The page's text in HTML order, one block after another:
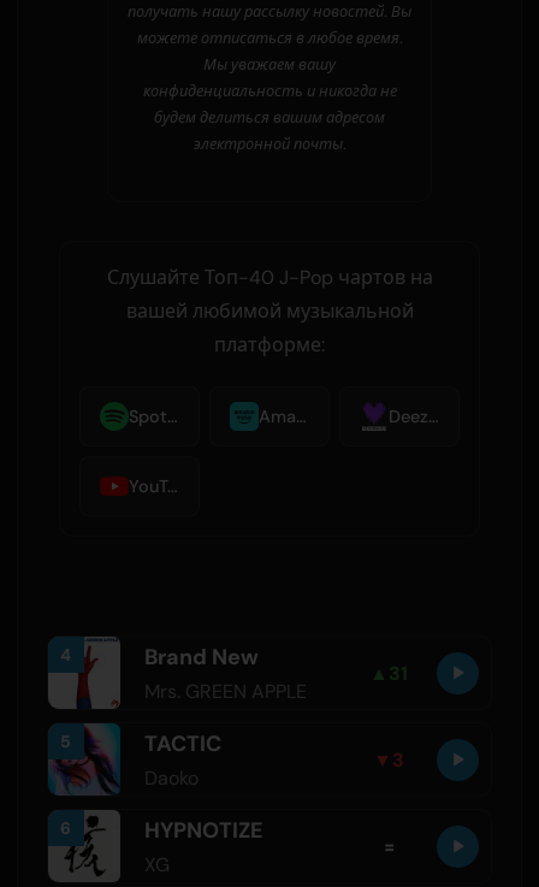
получать нашу рассылку новостей. Вы
можете отписаться в любое время.
Мы уважаем вашу
конфиденциальность и никогда не
будем делиться вашим адресом
электронной почты.
Слушайте Топ-40 J-Pop чартов на
вашей любимой музыкальной
платформе:
Spotify Amazon Music Deezer
YouTube Music
4 Brand New
Mrs. GREEN APPLE
▲ 31
5 TACTIC
Daoko
▼ 3
6 HYPNOTIZE
XG
=